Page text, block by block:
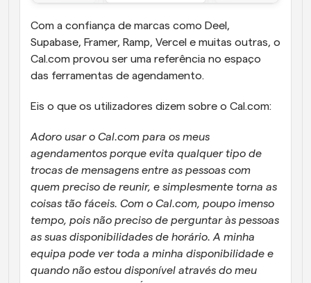
Com a confiança de marcas como Deel,
Supabase, Framer, Ramp, Vercel e muitas outras, o
Cal.com provou ser uma referência no espaço
das ferramentas de agendamento.
Eis o que os utilizadores dizem sobre o Cal.com:
Adoro usar o Cal.com para os meus
agendamentos porque evita qualquer tipo de
trocas de mensagens entre as pessoas com
quem preciso de reunir, e simplesmente torna as
coisas tão fáceis. Com o Cal.com, poupo imenso
tempo, pois não preciso de perguntar às pessoas
as suas disponibilidades de horário. A minha
equipa pode ver toda a minha disponibilidade e
quando não estou disponível através do meu